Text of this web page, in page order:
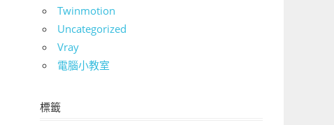
Twinmotion
Uncategorized
Vray
電腦小教室
標籤